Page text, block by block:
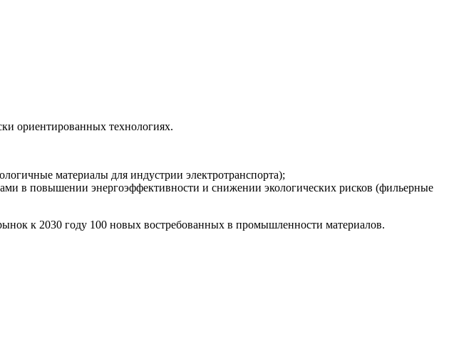
ориентированных технологиях.
материалы для индустрии электротранспорта);
в повышении энергоэффективности и снижении экологических рисков (фильерные
к 2030 году 100 новых востребованных в промышленности материалов.